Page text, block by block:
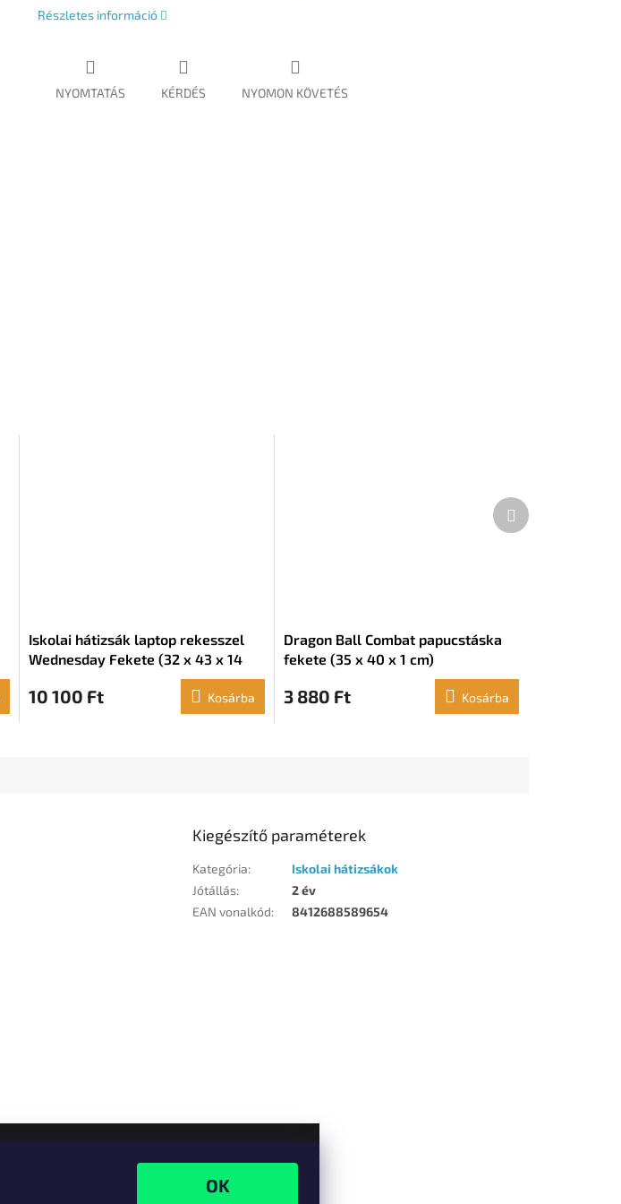
Részletes információ
NYOMTATÁS KÉRDÉS NYOMON KÖVETÉS
Iskolai hátizsák laptop rekesszel
Wednesday Fekete (32 x 43 x 14
10 100 Ft Kosárba
Dragon Ball Combat papucstáska
fekete (35 x 40 x 1 cm)
3 880 Ft Kosárba
Következő
termék
Kiegészítő paraméterek
Kategória:
Iskolai hátizsákok
Jótállás:
2 év
EAN vonalkód: 8412688589654